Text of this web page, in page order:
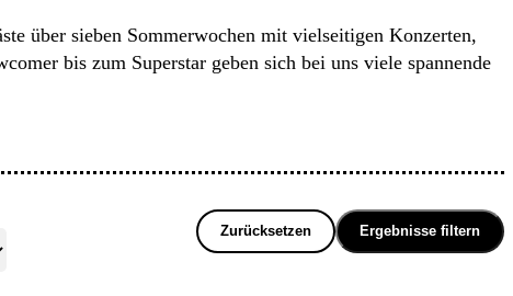
über sieben Sommerwochen mit vielseitigen Konzerten,
bis zum Superstar geben sich bei uns viele spannende
Zurücksetzen Ergebnisse filtern